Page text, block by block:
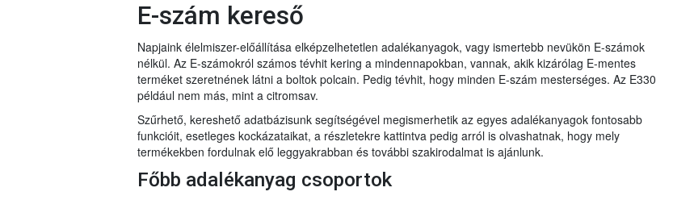
E-szám kereső
Napjaink élelmiszer-előállítása elképzelhetetlen adalékanyagok, vagy ismertebb nevükön E-számok
nélkül. Az E-számokról számos tévhit kering a mindennapokban, vannak, akik kizárólag E-mentes
terméket szeretnének látni a boltok polcain. Pedig tévhit, hogy minden E-szám mesterséges. Az E330
például nem más, mint a citromsav.
Szűrhető, kereshető adatbázisunk segítségével megismerhetik az egyes adalékanyagok fontosabb
funkcióit, esetleges kockázataikat, a részletekre kattintva pedig arról is olvashatnak, hogy mely
termékekben fordulnak elő leggyakrabban és további szakirodalmat is ajánlunk.
Főbb adalékanyag csoportok